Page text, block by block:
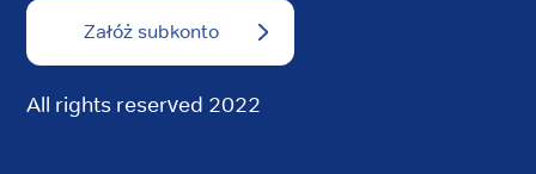
Załóż subkonto
All rights reserved 2022